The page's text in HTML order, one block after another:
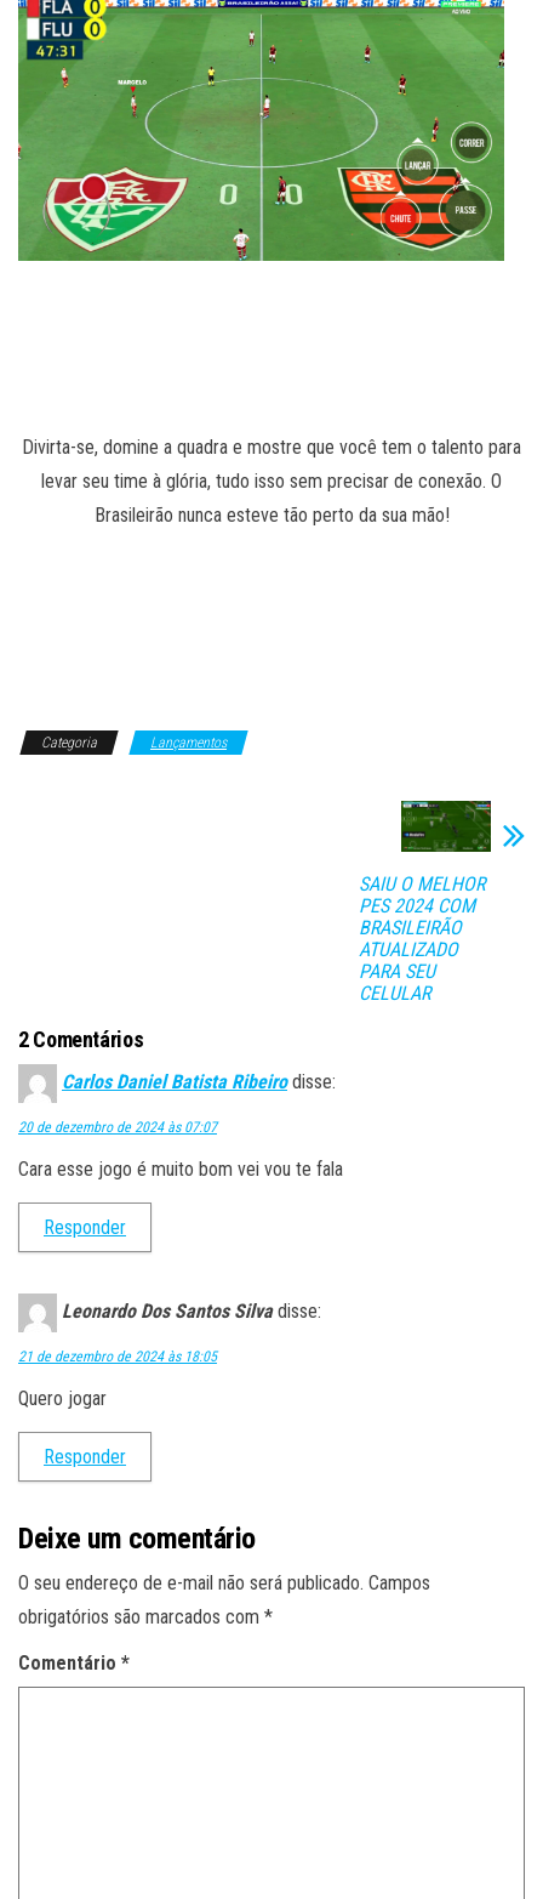
Divirta-se, domine a quadra e mostre que você tem o talento para
levar seu time à glória, tudo isso sem precisar de conexão. O
Brasileirão nunca esteve tão perto da sua mão!
Categoria Lançamentos
SAIU O MELHOR
PES 2024 COM
BRASILEIRÃO
ATUALIZADO
PARA SEU
CELULAR
2 Comentários
Carlos Daniel Batista Ribeiro disse:
20 de dezembro de 2024 às 07:07
Cara esse jogo é muito bom vei vou te fala
Responder
Leonardo Dos Santos Silva disse:
21 de dezembro de 2024 às 18:05
Quero jogar
Responder
Deixe um comentário
O seu endereço de e-mail não será publicado. Campos
obrigatórios são marcados com *
Comentário *